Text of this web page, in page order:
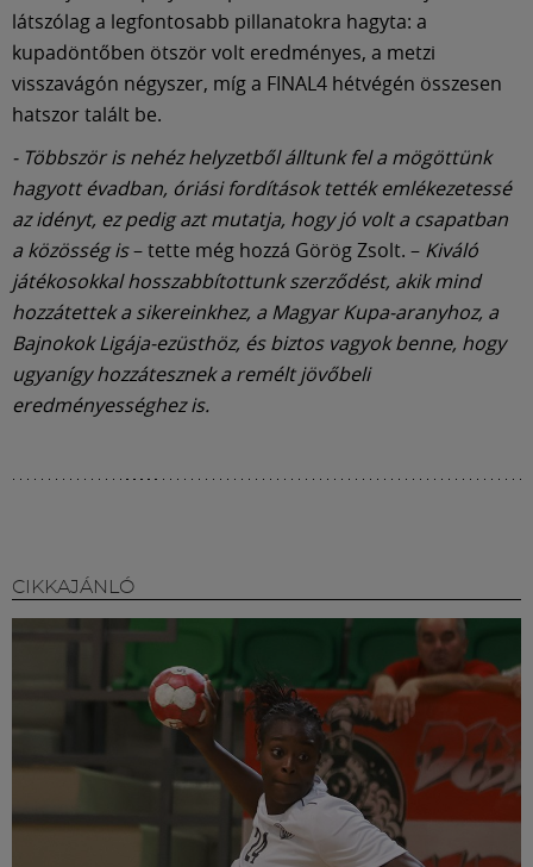
látszólag a legfontosabb pillanatokra hagyta: a
kupadöntőben ötször volt eredményes, a metzi
visszavágón négyszer, míg a FINAL4 hétvégén összesen
hatszor talált be.
- Többször is nehéz helyzetből álltunk fel a mögöttünk
hagyott évadban, óriási fordítások tették emlékezetessé
az idényt, ez pedig azt mutatja, hogy jó volt a csapatban
a közösség is– tette még hozzá Görög Zsolt. – Kiváló
játékosokkal hosszabbítottunk szerződést, akik mind
hozzátettek a sikereinkhez, a Magyar Kupa-aranyhoz, a
Bajnokok Ligája-ezüsthöz, és biztos vagyok benne, hogy
ugyanígy hozzátesznek a remélt jövőbeli
eredményességhez is.
CIKKAJÁNLÓ